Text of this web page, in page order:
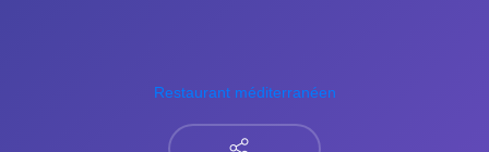
Restaurant méditerranéen